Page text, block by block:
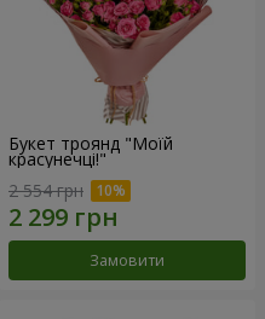
Букет троянд "Моїй
красунечці!"
2 554 грн
Замовити